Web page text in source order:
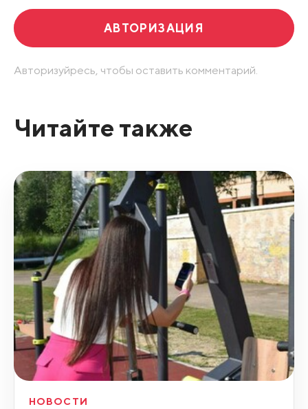
АВТОРИЗАЦИЯ
Авторизуйресь, чтобы оставить комментарий.
Читайте также
НОВОСТИ